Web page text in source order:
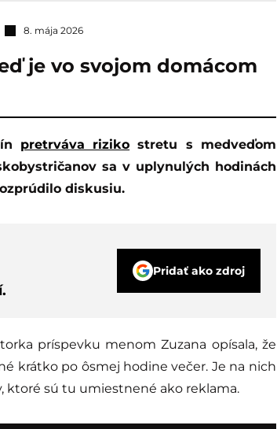
8. mája 2026
je vo svojom domácom
pretrváva riziko stretu s medveďom
sa v uplynulých hodinách
diskusiu.
Pridať ako zdroj
príspevku menom Zuzana opísala, že
krátko po ôsmej hodine večer. Je na nich
ktoré sú tu umiestnené ako reklama.